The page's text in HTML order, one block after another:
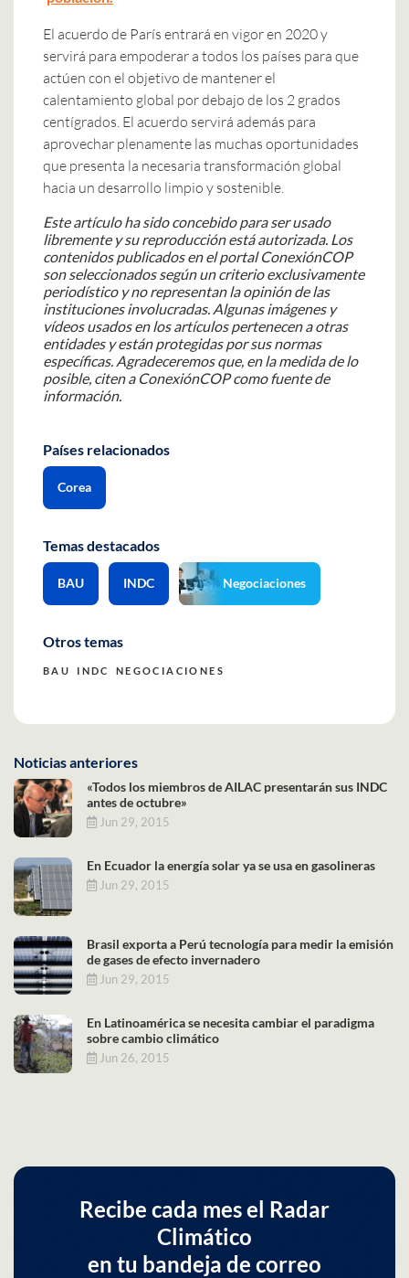
El acuerdo de París entrará en vigor en 2020 y
servirá para empoderar a todos los países para que
actúen con el objetivo de mantener el
calentamiento global por debajo de los 2 grados
centígrados. El acuerdo servirá además para
aprovechar plenamente las muchas oportunidades
que presenta la necesaria transformación global
hacia un desarrollo limpio y sostenible.
Este artículo ha sido concebido para ser usado
libremente y su reproducción está autorizada. Los
contenidos publicados en el portal ConexiónCOP
son seleccionados según un criterio exclusivamente
periodístico y no representan la opinión de las
instituciones involucradas. Algunas imágenes y
vídeos usados en los artículos pertenecen a otras
entidades y están protegidas por sus normas
específicas. Agradeceremos que, en la medida de lo
posible, citen a ConexiónCOP como fuente de
información.
Países relacionados
Corea
Temas destacados
BAU INDC Negociaciones
Otros temas
BAU INDC NEGOCIACIONES
Noticias anteriores
«Todos los miembros de AILAC presentarán sus INDC
antes de octubre»
Jun 29, 2015
En Ecuador la energía solar ya se usa en gasolineras
Jun 29, 2015
Brasil exporta a Perú tecnología para medir la emisión
de gases de efecto invernadero
Jun 29, 2015
En Latinoamérica se necesita cambiar el paradigma
sobre cambio climático
Jun 26, 2015
Recibe cada mes el Radar
Climático
en tu bandeja de correo